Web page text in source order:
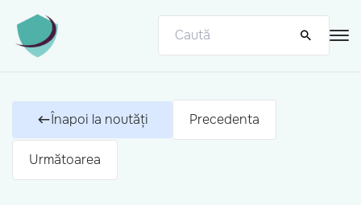
Înapoi la noutăți Precedenta
Următoarea